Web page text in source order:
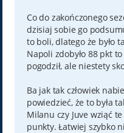
Co do zakończonego
dzisiaj sobie go
to boli, dlatego że było
Napoli zdobyło 88 pkt
pogodził, ale niestety
Ba jak tak człowiek
powiedzieć, że to była
Milanu czy Juve wziąć
punkty. Łatwiej szybko